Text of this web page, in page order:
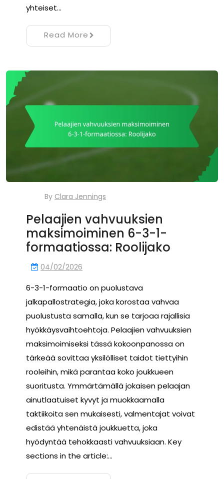
yhteiset…
Read More
By Clara Jennings
Pelaajien vahvuuksien
maksimoiminen 6-3-1-
formaatiossa: Roolijako
04/02/2026
6-3-1-formaatio on puolustava
jalkapallostrategia, joka korostaa vahvaa
puolustusta samalla, kun se tarjoaa rajallisia
hyökkäysvaihtoehtoja. Pelaajien vahvuuksien
maksimoimiseksi tässä kokoonpanossa on
tärkeää sovittaa yksilölliset taidot tiettyihin
rooleihin, mikä parantaa koko joukkueen
suoritusta. Ymmärtämällä jokaisen pelaajan
ainutlaatuiset kyvyt ja muokkaamalla
taktiikoita sen mukaisesti, valmentajat voivat
edistää yhtenäistä joukkuetta, joka
hyödyntää tehokkaasti vahvuuksiaan. Key
sections in the article:…